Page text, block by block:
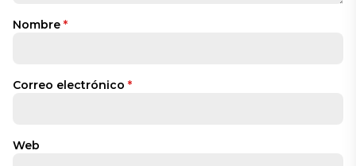
Nombre *
Correo electrónico *
Web